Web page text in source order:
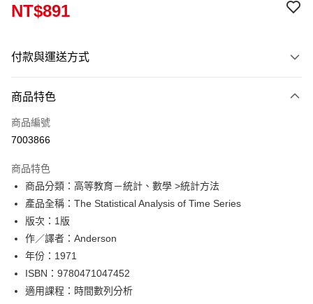
NT$891
付款與運送方式
信用卡一次付款
超商取貨付款
Google Pay
ATM付款
運送方式
每筆NT$60
商品特色
商品編號
7003866
商品特色
商品分類：高等教育－統計、數學 >統計方法
產品全稱：The Statistical Analysis of Time Series
版次：1版
作／譯者：Anderson
年份：1971
ISBN：9780471047452
適用課程：時間數列分析